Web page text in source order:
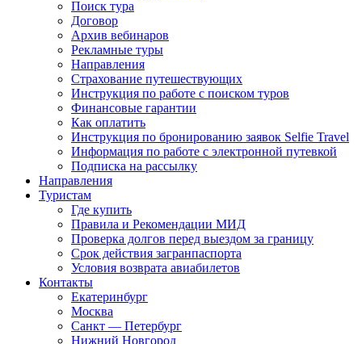
Поиск тура
Договор
Архив вебинаров
Рекламные туры
Направления
Страхование путешествующих
Инструкция по работе с поиском туров
Финансовые гарантии
Как оплатить
Инструкция по бронированию заявок Selfie Travel
Информация по работе с электронной путевкой
Подписка на рассылку
Направления
Туристам
Где купить
Правила и Рекомендации МИД
Проверка долгов перед выездом за границу
Срок действия загранпаспорта
Условия возврата авиабилетов
Контакты
Екатеринбург
Москва
Санкт — Петербург
Нижний Новгород